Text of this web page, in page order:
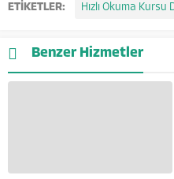
ETİKETLER: Hızlı Okuma
Benzer Hizmetler